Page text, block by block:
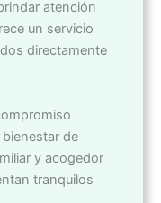
atención
un servicio
directamente
de
y acogedor
tranquilos